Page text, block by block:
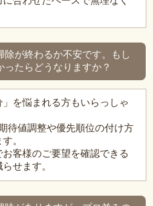
除が終わるか不安です。もし
ったらどうなりますか？
を悩まれる方もいらっしゃ
待値調整や優先順位の付け方
。
客様のご要望を確認できる
せます。